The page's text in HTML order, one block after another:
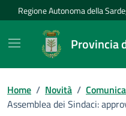
Vai ai contenuti
Vai al Footer
Regione Autonoma della
Provincia
Home / Novità /
Assemblea dei Sindaci: